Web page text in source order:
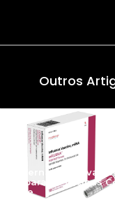
Outros
Moderna mFlusiva:
Era para as Vacinas
Gripe